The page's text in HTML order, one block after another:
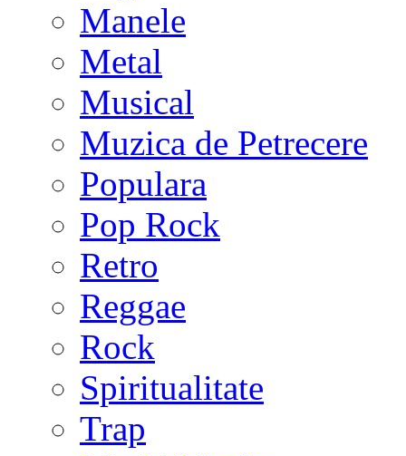
Manele
Metal
Musical
Muzica de Petrecere
Populara
Pop Rock
Retro
Reggae
Rock
Spiritualitate
Trap